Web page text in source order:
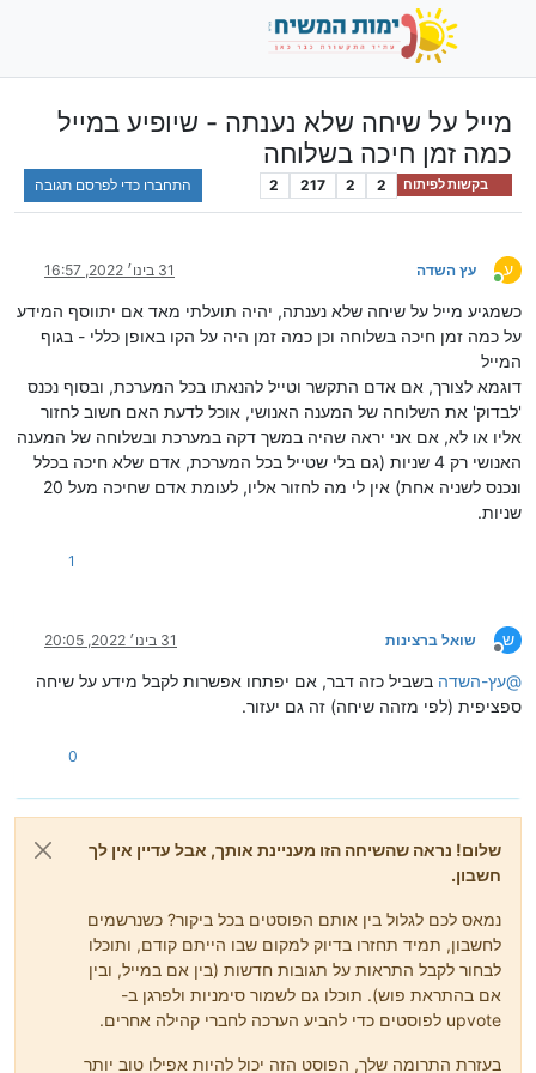
מייל על שיחה שלא נענתה - שיופיע במייל
כמה זמן חיכה בשלוחה
בקשות לפיתוח 2
2
217
2 התחברו כדי לפרסם תגובה
ע
מחובר
עץ השדה 31 בינו׳ 2022, 16:57
כשמגיע מייל על שיחה שלא נענתה, יהיה תועלתי מאד אם יתווסף המידע
על כמה זמן חיכה בשלוחה וכן כמה זמן היה על הקו באופן כללי - בגוף
המייל
דוגמא לצורך, אם אדם התקשר וטייל להנאתו בכל המערכת, ובסוף נכנס
'לבדוק' את השלוחה של המענה האנושי, אוכל לדעת האם חשוב לחזור
אליו או לא, אם אני יראה שהיה במשך דקה במערכת ובשלוחה של המענה
האנושי רק 4 שניות (גם בלי שטייל בכל המערכת, אדם שלא חיכה בכלל
ונכנס לשניה אחת) אין לי מה לחזור אליו, לעומת אדם שחיכה מעל 20
שניות.
1
ש
מנותק
שואל ברצינות 31 בינו׳ 2022, 20:05
@עץ-השדה בשביל כזה דבר, אם יפתחו אפשרות לקבל מידע על שיחה
ספציפית (לפי מזהה שיחה) זה גם יעזור.
0
שלום! נראה שהשיחה הזו מעניינת אותך, אבל עדיין אין לך
חשבון.
נמאס לכם לגלול בין אותם הפוסטים בכל ביקור? כשנרשמים
לחשבון, תמיד תחזרו בדיוק למקום שבו הייתם קודם, ותוכלו
לבחור לקבל התראות על תגובות חדשות (בין אם במייל, ובין
אם בהתראת פוש). תוכלו גם לשמור סימניות ולפרגן ב-
upvote לפוסטים כדי להביע הערכה לחברי קהילה אחרים.
בעזרת התרומה שלך, הפוסט הזה יכול להיות אפילו טוב יותר